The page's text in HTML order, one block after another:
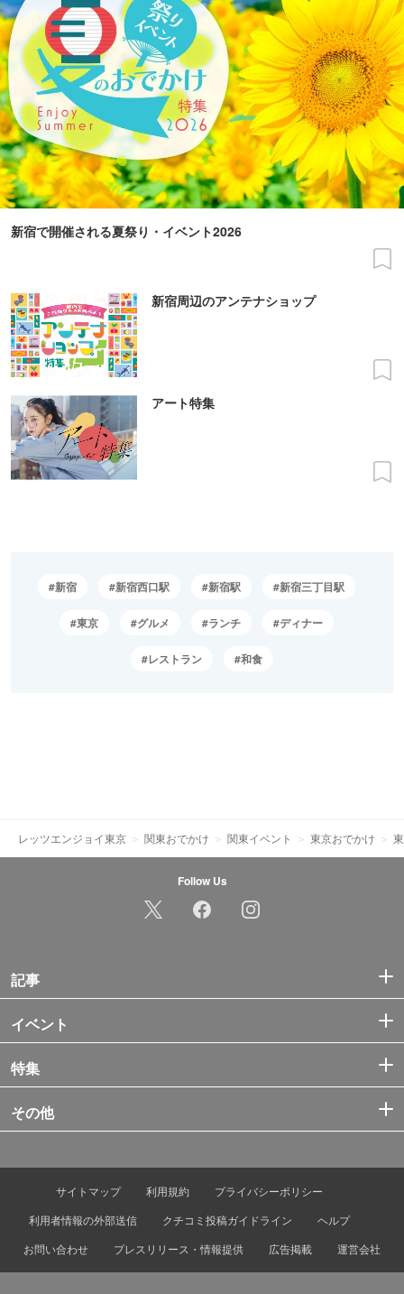
新宿で開催される夏祭り・イベント2026
新宿周辺のアンテナショップ
アート特集
新宿 新宿西口駅 新宿駅 新宿三丁目駅
東京 グルメ ランチ ディナー
レストラン 和食
レッツエンジョイ東京 関東おでかけ 関東イベント 東京おでかけ
Follow Us
記事
イベント
特集
その他
サイトマップ 利用規約
プライバシーポリシー
利用者情報の外部送信
クチコミ投稿ガイドライン
ヘルプ
お問い合わせ
プレスリリース・情報提供 広告掲載 運営会社